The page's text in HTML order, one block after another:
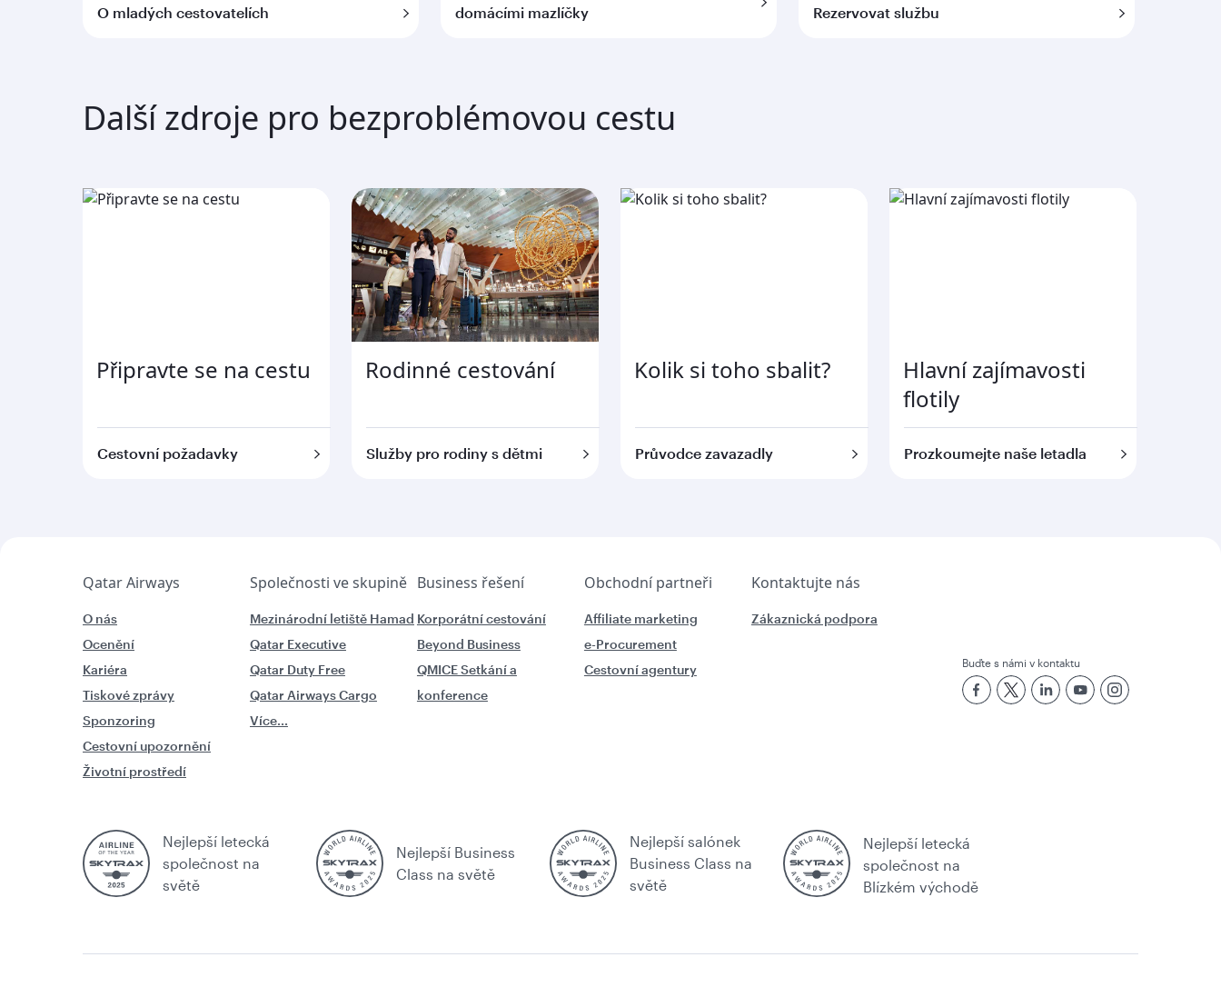
O mladých cestovatelích
domácími mazlíčky
Rezervovat službu
Další zdroje pro bezproblémovou cestu
Připravte se na cestu
Cestovní požadavky
Rodinné cestování
Služby pro rodiny s dětmi
Kolik si toho sbalit?
Průvodce zavazadly
Hlavní zajímavosti
flotily
Prozkoumejte naše letadla
Qatar Airways Společnosti ve skupině Business řešení Obchodní partneři Kontaktujte nás
O nás
Ocenění
Kariéra
Tiskové zprávy
Sponzoring
Cestovní upozornění
Životní prostředí
Mezinárodní letiště Hamad
Qatar Executive
Qatar Duty Free
Qatar Airways Cargo
Více...
Korporátní cestování
Beyond Business
QMICE Setkání a
konference
Affiliate marketing
e-Procurement
Cestovní agentury
Zákaznická podpora
Buďte s námi v kontaktu
Nejlepší letecká
společnost na
světě
Nejlepší Business
Class na světě
Nejlepší salónek
Business Class na
světě
Nejlepší letecká
společnost na
Blízkém východě